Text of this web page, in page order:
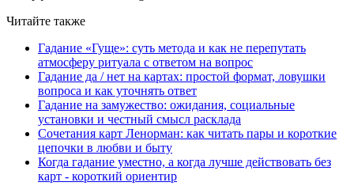
Читайте также
Гадание «Гуще»: суть метода и как не перепутать
атмосферу ритуала с ответом на вопрос
Гадание да / нет на картах: простой формат, ловушки
вопроса и как уточнять ответ
Гадание на замужество: ожидания, социальные
установки и честный смысл расклада
Сочетания карт Ленорман: как читать пары и короткие
цепочки в любви и быту
Когда гадание уместно, а когда лучше действовать без
карт - короткий ориентир